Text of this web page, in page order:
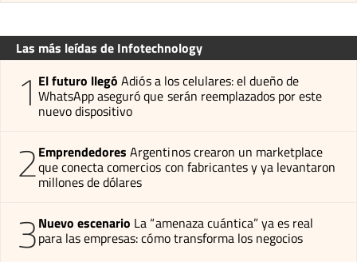
Las más leídas de Infotechnology
1 El futuro llegó Adiós a los celulares: el dueño de
WhatsApp aseguró que serán reemplazados por este
nuevo dispositivo
2Emprendedores Argentinos crearon un marketplace
que conecta comercios con fabricantes y ya levantaron
millones de dólares
3Nuevo escenario La “amenaza cuántica” ya es real
para las empresas: cómo transforma los negocios